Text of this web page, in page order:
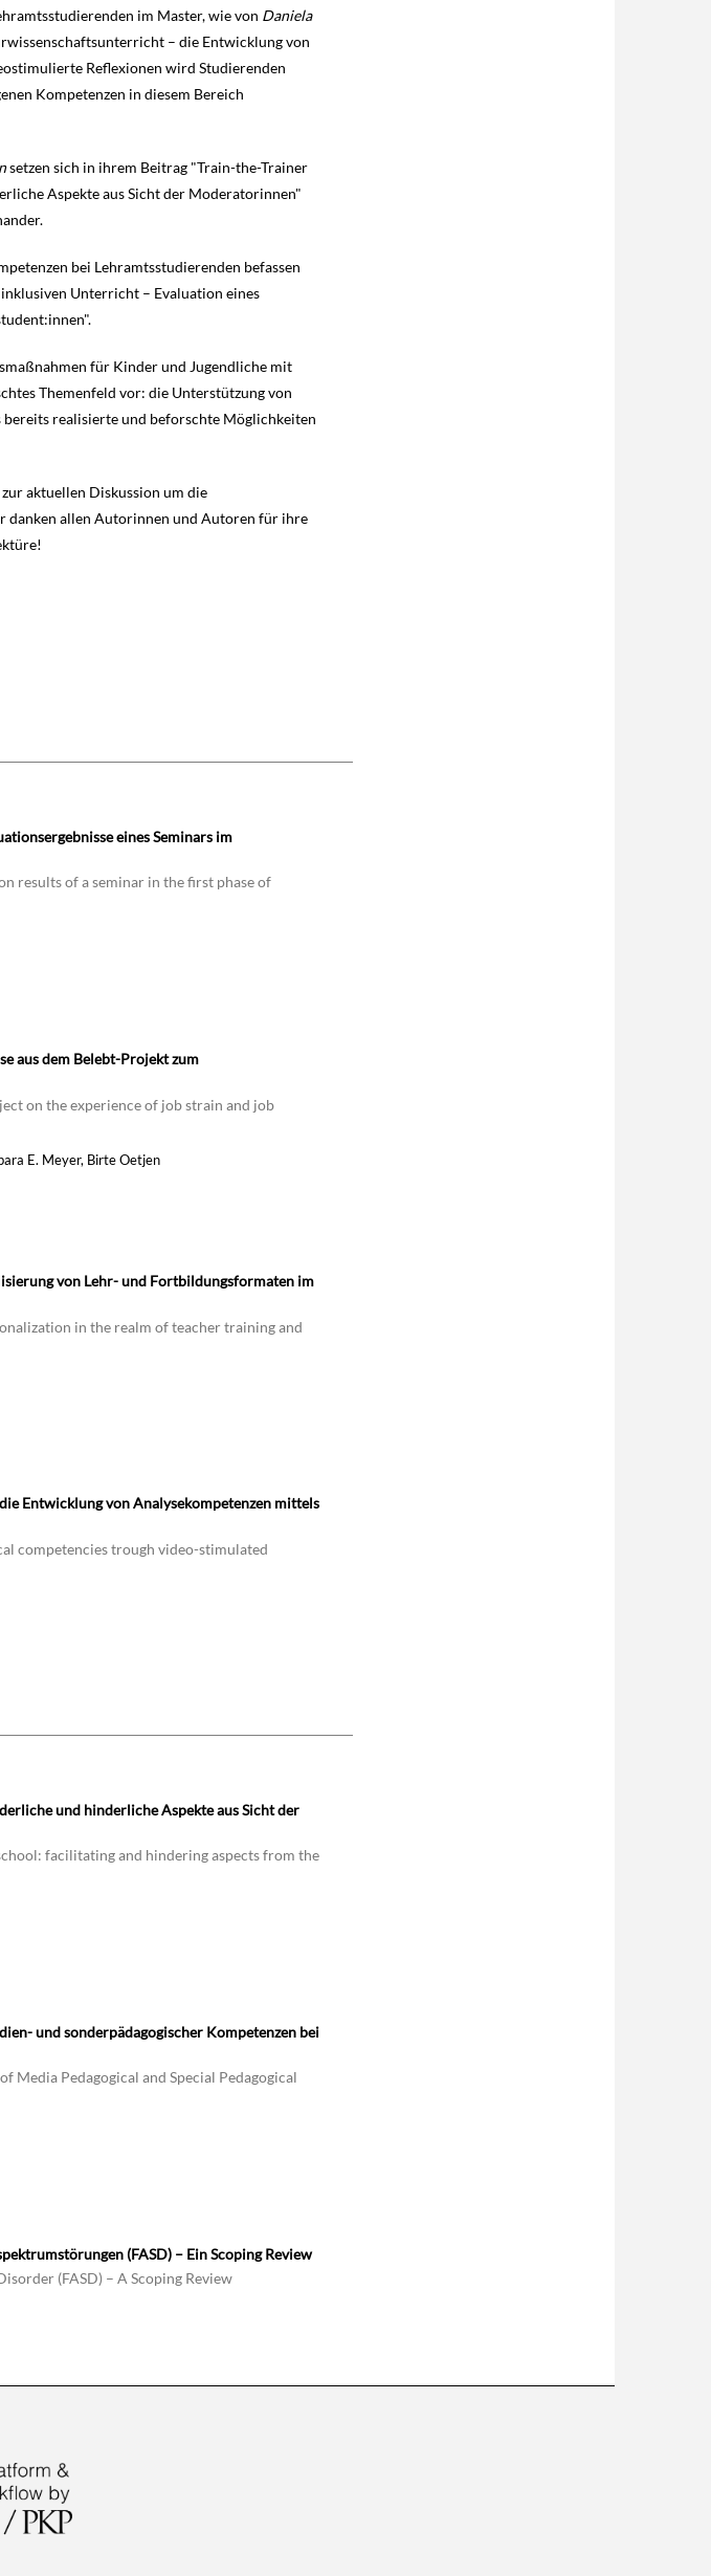
im Master, wie von Daniela
– die Entwicklung von
Reflexionen wird Studierenden
Kompetenzen in diesem Bereich
setzen sich in ihrem Beitrag "Train-the-Trainer
Aspekte aus Sicht der Moderatorinnen"
bei Lehramtsstudierenden befassen
Unterricht – Evaluation eines
für Kinder und Jugendliche mit
Themenfeld vor: die Unterstützung von
bereits realisierte und beforschte Möglichkeiten
aktuellen Diskussion um die
danken allen Autorinnen und Autoren für ihre
eines Seminars im
results of a seminar in the first phase of
aus dem Belebt-Projekt zum
on the experience of job strain and job
E. Meyer, Birte Oetjen
von Lehr- und Fortbildungsformaten im
in the realm of teacher training and
Entwicklung von Analysekompetenzen mittels
competencies trough video-stimulated
und hinderliche Aspekte aus Sicht der
facilitating and hindering aspects from the
und sonderpädagogischer Kompetenzen bei
Media Pedagogical and Special Pedagogical
(FASD) – Ein Scoping Review
(FASD) – A Scoping Review